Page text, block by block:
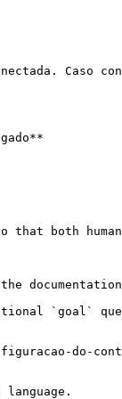
Caso
both
`goal`
do-